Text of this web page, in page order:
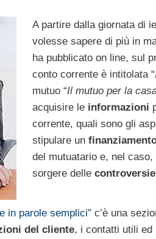
A partire dalla giornata di
volesse sapere di più in
ha pubblicato on line, sul
conto corrente è intitolata “
mutuo “Il mutuo per la
acquisire le informazioni
corrente, quali sono gli
stipulare un
del mutuatario e, nel
sorgere delle controversie
in parole semplici” c’è una
del cliente, i contatti utili ed